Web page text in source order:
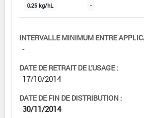
0,25 kg/hL -
INTERVALLE MINIMUM ENTRE
-
DATE DE RETRAIT DE L'USAGE :
17/10/2014
DATE DE FIN DE DISTRIBUTION :
30/11/2014